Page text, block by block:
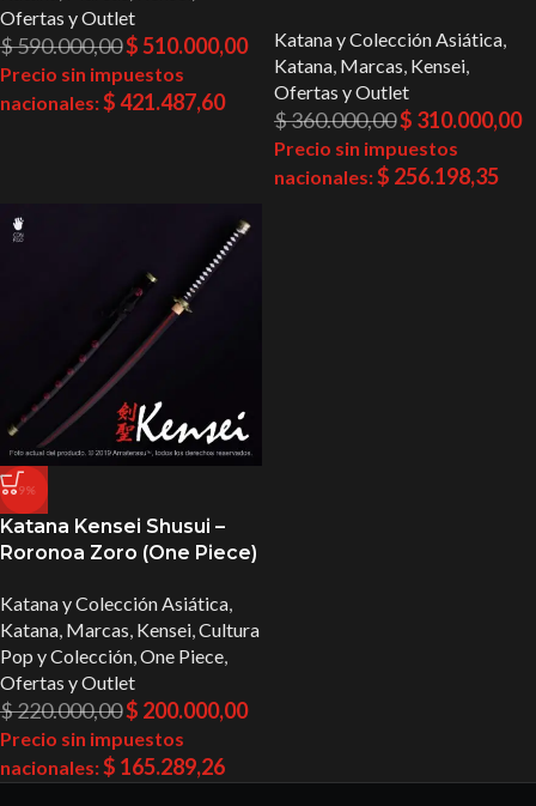
Ofertas y Outlet
$590.000,00$510.000,00
Precio sin impuestos
nacionales:$421.487,60
Katana y Colección Asiática,
Katana, Marcas, Kensei,
Ofertas y Outlet
$360.000,00$ 310.000,00
Precio sin impuestos
nacionales:$ 256.198,35
-9%
Katana Kensei Shusui –
Roronoa Zoro (One Piece)
Katana y Colección Asiática,
Katana, Marcas, Kensei,Cultura
Pop y Colección,One Piece,
Ofertas y Outlet
$220.000,00$ 200.000,00
Precio sin impuestos
nacionales:$ 165.289,26